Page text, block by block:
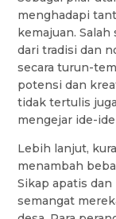
menghadapi
kemajuan.
dari tradisi dan
secara turun-
potensi dan
tidak tertulis
mengejar ide-
Lebih lanjut,
menambah
Sikap apatis
semangat